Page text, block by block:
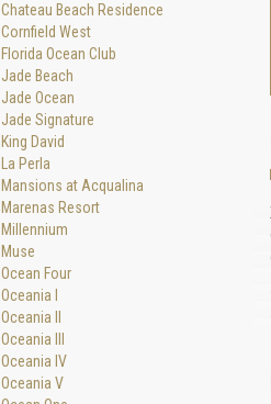
Chateau Beach Residence
Cornfield West
Florida Ocean Club
Jade Beach
Jade Ocean
Jade Signature
King David
La Perla
Mansions at Acqualina
Marenas Resort
Millennium
Muse
Ocean Four
Oceania I
Oceania II
Oceania III
Oceania IV
Oceania V